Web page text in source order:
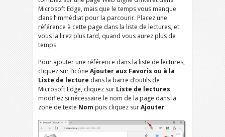
Microsoft Edge, mais que le temps vous manque
dans l’immédiat pour la parcourir. Placez une
référence à cette page dans la liste de lectures, et
vous la lirez plus tard, quand vous aurez plus de
temps.
Pour ajouter une référence dans la liste de lectures,
cliquez sur l’icône Ajouter aux Favoris ou à la
Liste de lecture dans la barre d’outils de
Microsoft Edge, cliquez sur Liste de lectures,
modifiez si nécessaire le nom de la page dans la
zone de texte Nom puis cliquez surAjouter :